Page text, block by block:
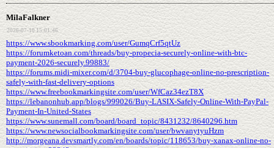
MilaFalkner
2026-07-10 15:01:46
https://www.sbookmarking.com/user/GumqCrf5qtUz
https://forumketoan.com/threads/buy-propecia-securely-online-with-btc-
payment-2026-securely.99883/
https://forums.midi-mixer.com/d/3704-buy-glucophage-online-no-prescription-
safely-with-fast-delivery-options
https://www.freebookmarkingsite.com/user/WfCaz34ezT8X
https://lebanonhub.app/blogs/999026/Buy-LASIX-Safely-Online-With-PayPal-
Payment-In-United-States
https://www.sunemall.com/board/board_topic/8431232/8640296.htm
https://www.newsocialbookmarkingsite.com/user/bwvanytyuHzm
http://morgeana.devsmartly.com/en/boards/topic/118653/buy-xanax-online-no-